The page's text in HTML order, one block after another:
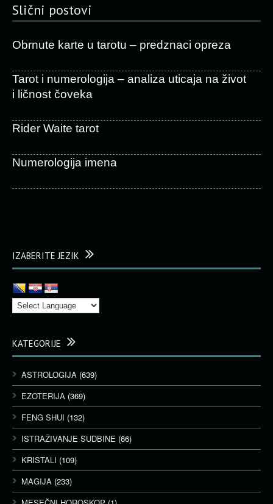
Slični postovi
Obrnute karte u tarotu – predznaci opreza
Tarot i numerologija – analiza uticaja na život
i ličnost čoveka
Rider Waite tarot
Numerologija imena
IZABERITE JEZIK
KATEGORIJE
ASTROLOGIJA (639)
EZOTERIJA (369)
FENG SHUI (132)
ISTRAŽIVANJE SUDBINE (66)
KRISTALI (109)
MAGIJA (233)